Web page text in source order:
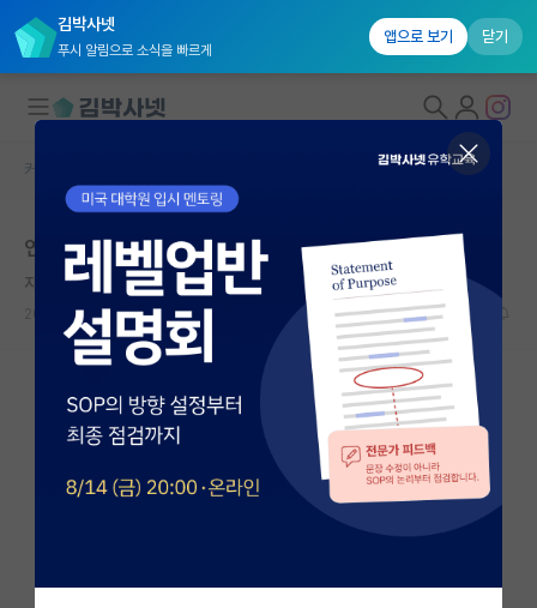
김박사넷
푸시 알림으로 소식을 빠르게
앱으로 보기 닫기
대학원생 모집
국내대학원 정보
연구실&오픈랩
커뮤니티
커뮤니티 홈
전체글보기
베스트 게시판
자유 게시판(아무개랩)
커뮤니티 홈
연구실 빌런?
자상한 쇠렌 키르케고르
2025.02.11 9 4902